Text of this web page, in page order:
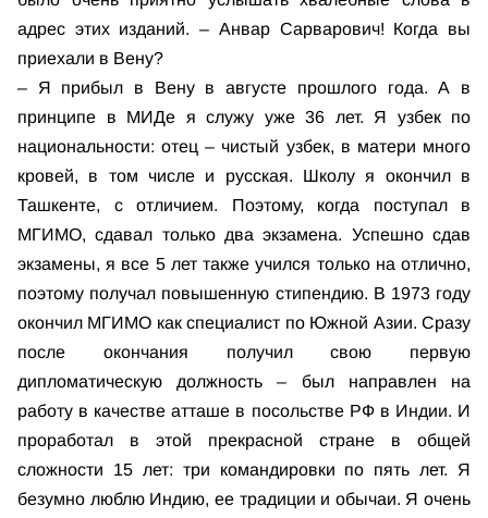
адрес этих изданий. – Анвар Сарварович! Когда вы
приехали в Вену?
– Я прибыл в Вену в августе прошлого года. А в
принципе в МИДе я служу уже 36 лет. Я узбек по
национальности: отец – чистый узбек, в матери много
кровей, в том числе и русская. Школу я окончил в
Ташкенте, с отличием. Поэтому, когда поступал в
МГИМО, сдавал только два экзамена. Успешно сдав
экзамены, я все 5 лет также учился только на отлично,
поэтому получал повышенную стипендию. В 1973 году
окончил МГИМО как специалист по Южной Азии. Сразу
после окончания получил свою первую
дипломатическую должность – был направлен на
работу в качестве атташе в посольстве РФ в Индии. И
проработал в этой прекрасной стране в общей
сложности 15 лет: три командировки по пять лет. Я
безумно люблю Индию, ее традиции и обычаи. Я очень